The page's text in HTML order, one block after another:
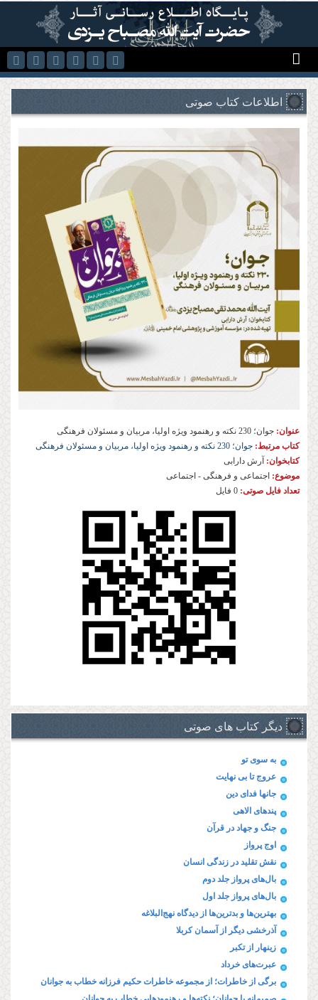
رفتن به محتوای اصلی
اطلاعات کتاب صوتی
عنوان: جوان؛ 230 نکته و رهنمود ویژه‌ اولیا، مربیان و مسئولان فرهنگی
کتاب مرتبط: جوان؛ 230 نکته و رهنمود ویژه اولیا، مربیان و مسئولان فرهنگی
کتابخوان: آرش دارابی
موضوع: اجتماعی و فرهنگی - اجتماعی
تعداد فایل صوتی: 0 فایل
دیگر کتاب های صوتی
به سوی تو
عروج تا بی نهایت
جانها فدای دین
پند‌های الاهی
جنگ و جهاد در قرآن
اوج پرواز
نقش تقلید در زندگی انسان
بال‌های پرواز جلد دوم
بال‌های پرواز جلد اول
بهترین‌ها و بدترین‌ها از دیدگاه نهج‌البلاغه
آذرخشی‌ دیگر‌ از‌ آسمان‌ کربلا
زینهار از تکبر
عبرت‌های خرداد
برگی از خاطرات؛ از مجموعه خاطرات حکیم فرزانه خطاب به جوانان